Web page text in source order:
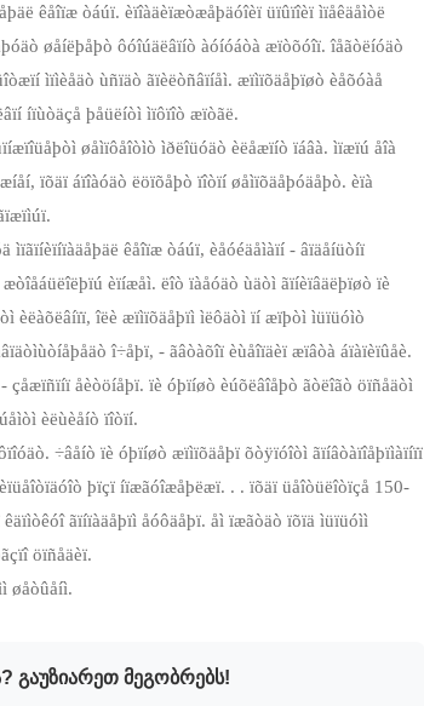
êåîïæ òáúï. èïîàäèïæòæåþäóîèï üïûïîèï ìïåêäåìòë
øåíëþåþò ôóîúäëâïíò àóíóáòà æïòõóîï. îåãòëíóäò
ìïìèåäò ùñïäò ãïèëòñâïíåì. æïìïõäåþïøò èåõóàå
íïùòäçå þåüëíòì ìïôïîò æïòãë.
øåìïôåîòìò ìðëîüóäò èëåæïíò ïáâà. ìïæïú åîà
ïõäï áïîàóäò ëöïõåþò ïîòïí øåìïõäåþóäåþò. èïà
êåîïæ òáúï, èåóéäåìàïí -­ âïäåíüòíï
èïíæåì. ëîò ïàåóäò ùäòì ãïíèïâäëþïøò ïè
èëàõëâíïï, îëè æïìïõäåþïì ìëôäòì ïí æïþòì ìüïüóìò
î÷åþï, ­- ãâòàõîï èùåîïäèï æïâòà áïàïèïûåè.
åèòöíåþï. ïè óþïíøò èúõëâîåþò ãòëîãò öïñåäòì
èëùèåíò ïîòïí.
÷âåíò ïè óþïíøò æïìïõäåþï õòÿïóîòì ãïíâòàïîåþïìàïíïï
þïçï íïæãóîæåþëæï. . . ïõäï üåîòüëîòïçå 150­-
ãïíïàäåþïì åóôäåþï. åì ïæãòäò ïõïä ìüïüóìì
öïñåäèï.
øåòûåíì.
გაუზიარეთ მეგობრებს!